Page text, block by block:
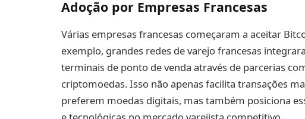
Adoção por Empresas Francesas
Várias empresas francesas começaram a aceitar
exemplo, grandes redes de varejo francesas
terminais de ponto de venda através de parcerias
criptomoedas. Isso não apenas facilita transações
preferem moedas digitais, mas também posiciona